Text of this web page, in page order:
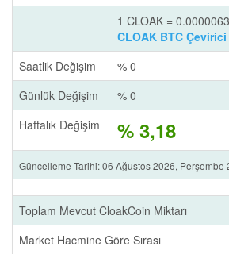
1 CLOAK =
CLOAK BTC Çevirici
Saatlik Değişim
% 0
Günlük Değişim
% 0
Haftalık Değişim
% 3,18
Güncelleme Tarihi: 06 Ağustos 2026, Perşembe
Toplam Mevcut CloakCoin Miktarı
Market Hacmine Göre Sırası